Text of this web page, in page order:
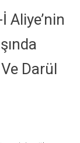
Aliye’nin
Darül